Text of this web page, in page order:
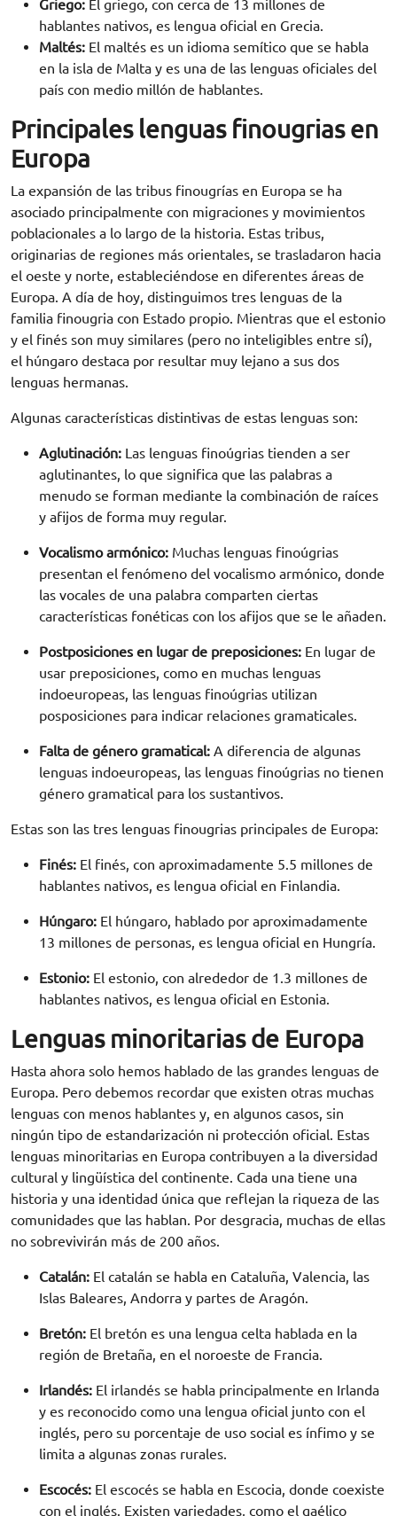
Griego: El griego, con cerca de 13 millones de
hablantes nativos, es lengua oficial en Grecia.
Maltés: El maltés es un idioma semítico que se habla
en la isla de Malta y es una de las lenguas oficiales del
país con medio millón de hablantes.
Principales lenguas finougrias en
Europa
La expansión de las tribus finougrías en Europa se ha
asociado principalmente con migraciones y movimientos
poblacionales a lo largo de la historia. Estas tribus,
originarias de regiones más orientales, se trasladaron hacia
el oeste y norte, estableciéndose en diferentes áreas de
Europa. A día de hoy, distinguimos tres lenguas de la
familia finougria con Estado propio. Mientras que el estonio
y el finés son muy similares (pero no inteligibles entre sí),
el húngaro destaca por resultar muy lejano a sus dos
lenguas hermanas.
Algunas características distintivas de estas lenguas son:
Aglutinación: Las lenguas finoúgrias tienden a ser
aglutinantes, lo que significa que las palabras a
menudo se forman mediante la combinación de raíces
y afijos de forma muy regular.
Vocalismo armónico: Muchas lenguas finoúgrias
presentan el fenómeno del vocalismo armónico, donde
las vocales de una palabra comparten ciertas
características fonéticas con los afijos que se le añaden.
Postposiciones en lugar de preposiciones: En lugar de
usar preposiciones, como en muchas lenguas
indoeuropeas, las lenguas finoúgrias utilizan
posposiciones para indicar relaciones gramaticales.
Falta de género gramatical: A diferencia de algunas
lenguas indoeuropeas, las lenguas finoúgrias no tienen
género gramatical para los sustantivos.
Estas son las tres lenguas finougrias principales de Europa:
Finés: El finés, con aproximadamente 5.5 millones de
hablantes nativos, es lengua oficial en Finlandia.
Húngaro: El húngaro, hablado por aproximadamente
13 millones de personas, es lengua oficial en Hungría.
Estonio: El estonio, con alrededor de 1.3 millones de
hablantes nativos, es lengua oficial en Estonia.
Lenguas minoritarias de Europa
Hasta ahora solo hemos hablado de las grandes lenguas de
Europa. Pero debemos recordar que existen otras muchas
lenguas con menos hablantes y, en algunos casos, sin
ningún tipo de estandarización ni protección oficial. Estas
lenguas minoritarias en Europa contribuyen a la diversidad
cultural y lingüística del continente. Cada una tiene una
historia y una identidad única que reflejan la riqueza de las
comunidades que las hablan. Por desgracia, muchas de ellas
no sobrevivirán más de 200 años.
Catalán: El catalán se habla en Cataluña, Valencia, las
Islas Baleares, Andorra y partes de Aragón.
Bretón: El bretón es una lengua celta hablada en la
región de Bretaña, en el noroeste de Francia.
Irlandés: El irlandés se habla principalmente en Irlanda
y es reconocido como una lengua oficial junto con el
inglés, pero su porcentaje de uso social es ínfimo y se
limita a algunas zonas rurales.
Escocés: El escocés se habla en Escocia, donde coexiste
con el inglés. Existen variedades, como el gaélico